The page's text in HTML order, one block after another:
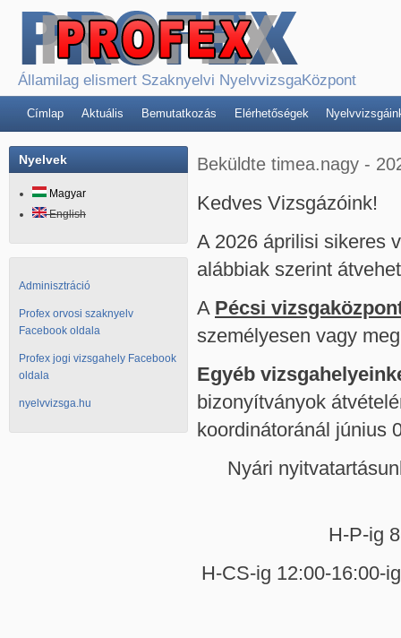
Államilag elismert Szaknyelvi NyelvvizsgaKözpont
Beküldte timea.nagy -
Kedves Vizsgázóink!
A 2026 áprilisi sikeres
alábbiak szerint
A Pécsi
személyesen vagy
Egyéb
bizonyítványok
koordinátoránál június
Nyári
H-P-ig
H-CS-ig 12:00-16:00-
Címlap Aktuális Bemutatkozás Elérhetőségek
Nyelvek
Magyar
English
Adminisztráció
Profex orvosi szaknyelv
Facebook oldala
Profex jogi vizsgahely Facebook
oldala
nyelvvizsga.hu